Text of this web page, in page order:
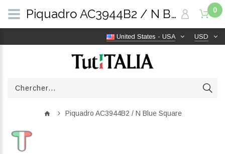
USD
United States - USA
0
Piquadro AC3944B2 / N Blue Square
Piquadro AC3944B2 / N Blue Square | TutITALIA